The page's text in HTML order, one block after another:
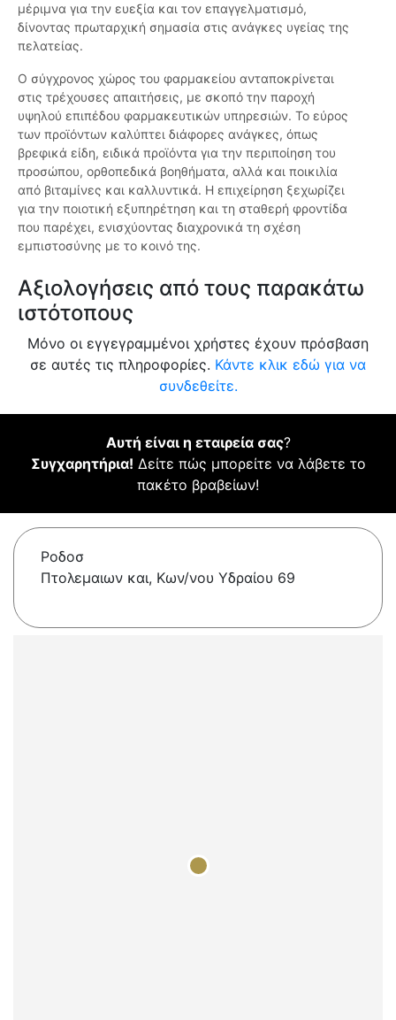
μέριμνα για την ευεξία και τον επαγγελματισμό,
δίνοντας πρωταρχική σημασία στις ανάγκες υγείας της
πελατείας.
Ο σύγχρονος χώρος του φαρμακείου ανταποκρίνεται
στις τρέχουσες απαιτήσεις, με σκοπό την παροχή
υψηλού επιπέδου φαρμακευτικών υπηρεσιών. Το εύρος
των προϊόντων καλύπτει διάφορες ανάγκες, όπως
βρεφικά είδη, ειδικά προϊόντα για την περιποίηση του
προσώπου, ορθοπεδικά βοηθήματα, αλλά και ποικιλία
από βιταμίνες και καλλυντικά. Η επιχείρηση ξεχωρίζει
για την ποιοτική εξυπηρέτηση και τη σταθερή φροντίδα
που παρέχει, ενισχύοντας διαχρονικά τη σχέση
εμπιστοσύνης με το κοινό της.
Αξιολογήσεις από τους παρακάτω
ιστότοπους
Μόνο οι εγγεγραμμένοι χρήστες έχουν πρόσβαση
σε αυτές τις πληροφορίες. Κάντε κλικ εδώ για να
συνδεθείτε.
Αυτή είναι η εταιρεία σας?
Συγχαρητήρια! Δείτε πώς μπορείτε να λάβετε το
πακέτο βραβείων!
Ροδοσ
Πτολεμαιων και, Κων/νου Υδραίου 69